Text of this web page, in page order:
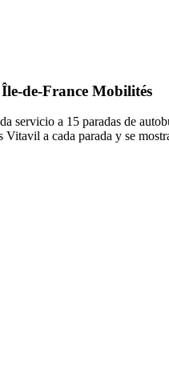
de-France Mobilités
a 15 paradas de
a cada parada y se